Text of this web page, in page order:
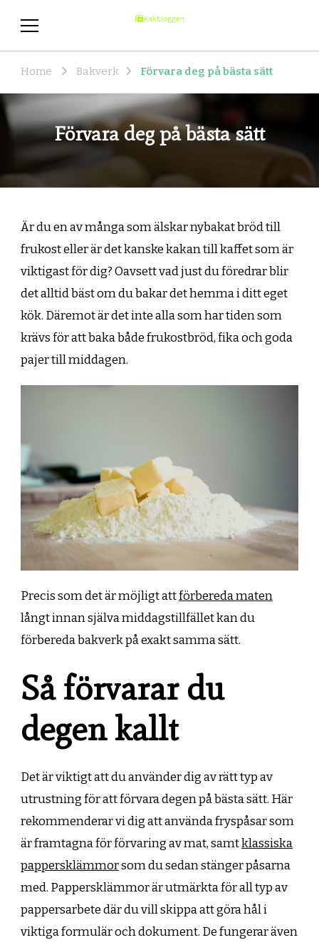
Home Bakverk Förvara deg på bästa sätt
Förvara deg på bästa sätt
Är du en av många som älskar nybakat bröd till
frukost eller är det kanske kakan till kaffet som är
viktigast för dig? Oavsett vad just du föredrar blir
det alltid bäst om du bakar det hemma i ditt eget
kök. Däremot är det inte alla som har tiden som
krävs för att baka både frukostbröd, fika och goda
pajer till middagen.
Precis som det är möjligt attförbereda maten
långt innan själva middagstillfället kan du
förbereda bakverk på exakt samma sätt.
Så förvarar du
degen kallt
Det är viktigt att du använder dig av rätt typ av
utrustning för att förvara degen på bästa sätt. Här
rekommenderar vi dig att använda fryspåsar som
är framtagna för förvaring av mat, samtklassiska
pappersklämmorsom du sedan stänger påsarna
med. Pappersklämmor är utmärkta för all typ av
pappersarbete där du vill skippa att göra hål i
viktiga formulär och dokument. De fungerar även